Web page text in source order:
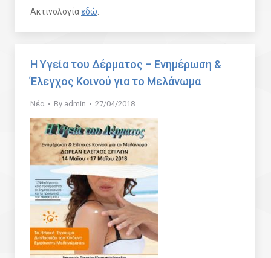
Ακτινολογίαεδώ
Η Υγεία του Δέρματος – Ενημέρωση &
Έλεγχος Κοινού για το Μελάνωμα
Νέα By admin 27/04/2018